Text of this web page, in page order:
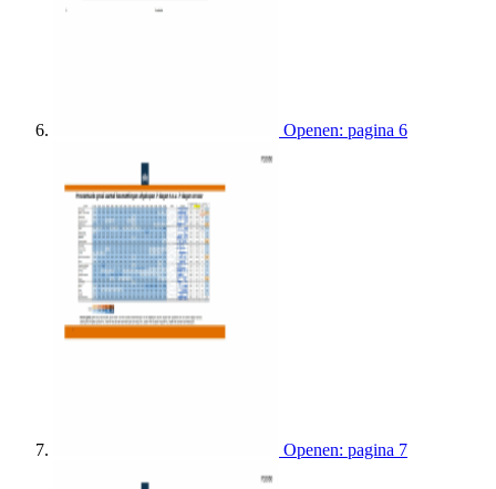
Openen: pagina 6
Openen: pagina 7